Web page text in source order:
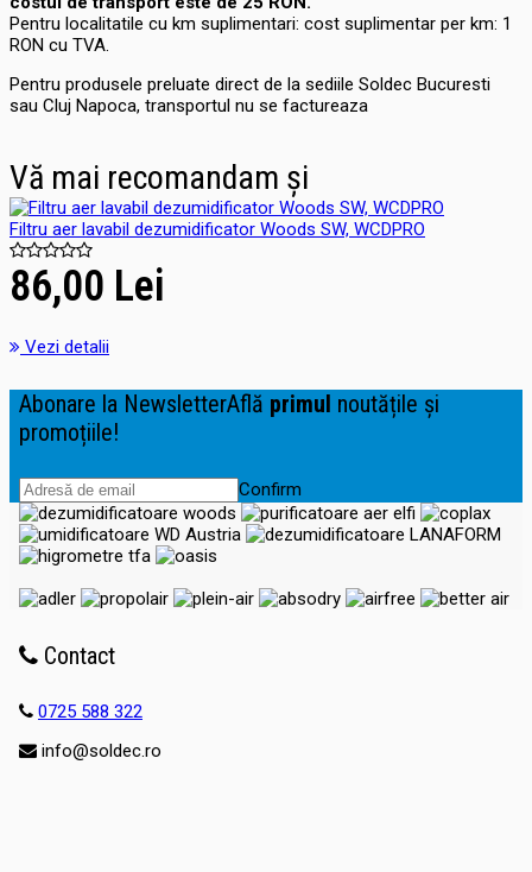
Pentru localitatile cu km suplimentari: cost suplimentar per km: 1
RON cu TVA.
Pentru produsele preluate direct de la sediile Soldec Bucuresti
sau Cluj Napoca, transportul nu se factureaza
Vă mai recomandam și
Filtru aer lavabil dezumidificator Woods SW, WCDPRO
86,00 Lei
Vezi detalii
Abonare la NewsletterAflă primul noutățile și
promoțiile!
Confirm
Contact
0725 588 322
info@soldec.ro